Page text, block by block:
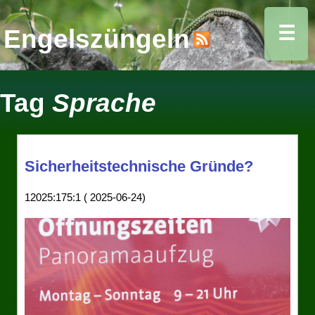
Engelszüngeln
Tag Sprache
Sicherheitstechnische Gründe?
12025:175:1 ( 2025-06-24)
☰